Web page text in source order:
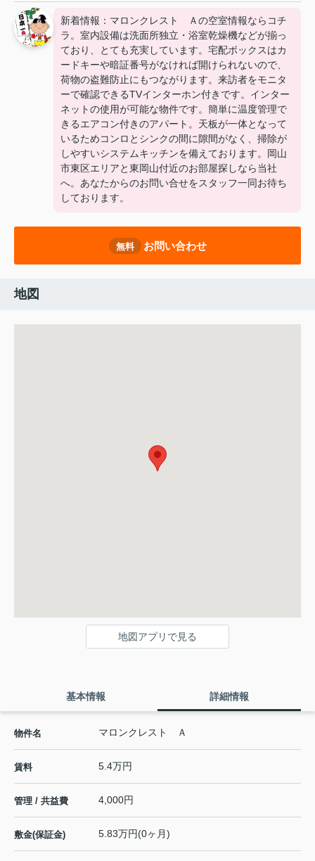
新着情報：マロンクレスト Ａの空室情報ならコチ
ラ。室内設備は洗面所独立・浴室乾燥機などが揃っ
ており、とても充実しています。宅配ボックスはカ
ードキーや暗証番号がなければ開けられないので、
荷物の盗難防止にもつながります。来訪者をモニタ
ーで確認できるTVインターホン付きです。インター
ネットの使用が可能な物件です。簡単に温度管理で
きるエアコン付きのアパート。天板が一体となって
いるためコンロとシンクの間に隙間がなく、掃除が
しやすいシステムキッチンを備えております。岡山
市東区エリアと東岡山付近のお部屋探しなら当社
へ。あなたからのお問い合せをスタッフ一同お待ち
しております。
無料 お問い合わせ
地図
地図アプリで見る
基本情報 詳細情報
物件名 マロンクレスト Ａ
賃料 5.4万円
管理 / 共益費 4,000円
敷金(保証金) 5.83万円(0ヶ月)